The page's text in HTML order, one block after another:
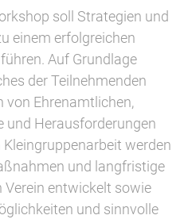
soll Strategien und
einem erfolgreichen
Auf Grundlage
der Teilnehmenden
von Ehrenamtlichen,
und Herausforderungen
werden
und langfristige
Verein entwickelt sowie
und sinnvolle